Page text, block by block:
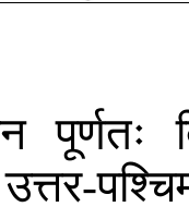
पूर्णतः
उत्तर-